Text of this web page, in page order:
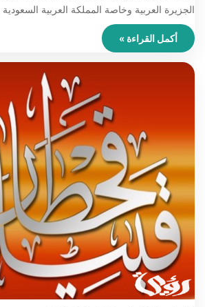
الجزيرة العربية وخاصة المملكة العربية
أكمل القراءة »